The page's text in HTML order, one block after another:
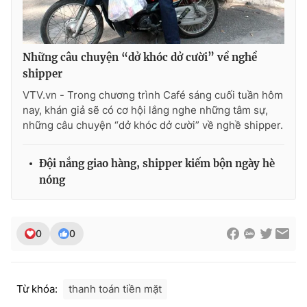
THỜI BÁO VTV
Theo dõi báo trên
Cơ quan chủ quản:
Đài Truyền hình Việt Nam
Tổng Biên tập:
Tổng đài VTV:024.38 355 931 - 024.38 355 932
Những câu chuyện “dở khóc dở cười” về nghề
shipper
VTV.vn - Trong chương trình Café sáng cuối tuần hôm
nay, khán giả sẽ có cơ hội lắng nghe những tâm sự,
những câu chuyện “dở khóc dở cười” về nghề shipper.
Đội nắng giao hàng, shipper kiếm bộn ngày hè
nóng
0 0
Từ khóa: thanh toán tiền mặt